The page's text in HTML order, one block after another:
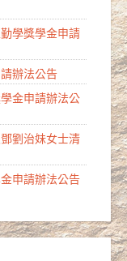
學獎學金申請
辦法公告
金申請辦法公
劉治妹女士清
申請辦法公告